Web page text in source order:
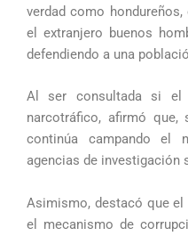
verdad como
el extranjero buenos
defendiendo a una
Al ser consultada si el
narcotráfico, afirmó
continúa campando el
agencias de investigación
Asimismo, destacó que
el mecanismo de